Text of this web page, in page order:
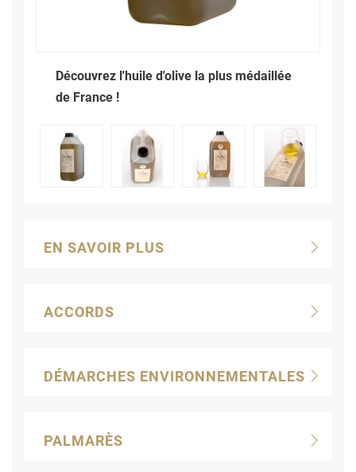
Découvrez l'huile d'olive la plus médaillée
de France !
EN SAVOIR PLUS
ACCORDS
DÉMARCHES ENVIRONNEMENTALES
PALMARÈS